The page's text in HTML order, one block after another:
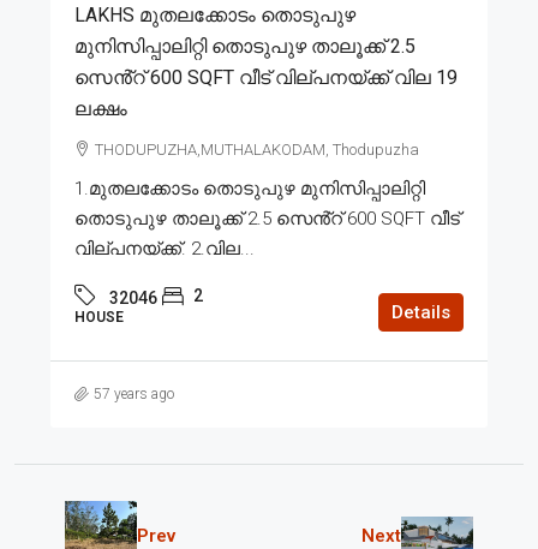
LAKHS മുതലക്കോടം തൊടുപുഴ
മുനിസിപ്പാലിറ്റി തൊടുപുഴ താലൂക്ക് 2.5
സെൻ്റ് 600 SQFT വീട് വില്പനയ്ക്ക് വില 19
ലക്ഷം
THODUPUZHA,MUTHALAKODAM, Thodupuzha
1.മുതലക്കോടം തൊടുപുഴ മുനിസിപ്പാലിറ്റി
തൊടുപുഴ താലൂക്ക് 2.5 സെൻ്റ് 600 SQFT വീട്
വില്പനയ്ക്ക്. 2.വില...
32046 2
HOUSE Details
57 years ago
Prev Next